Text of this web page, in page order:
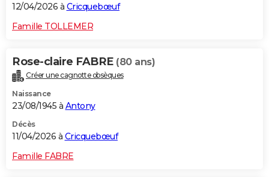
12/04/2026 à Cricquebœuf
Famille TOLLEMER
Rose-claire FABRE (80 ans)
Créer une cagnotte obsèques
Naissance
23/08/1945 à Antony
Décès
11/04/2026 à Cricquebœuf
Famille FABRE